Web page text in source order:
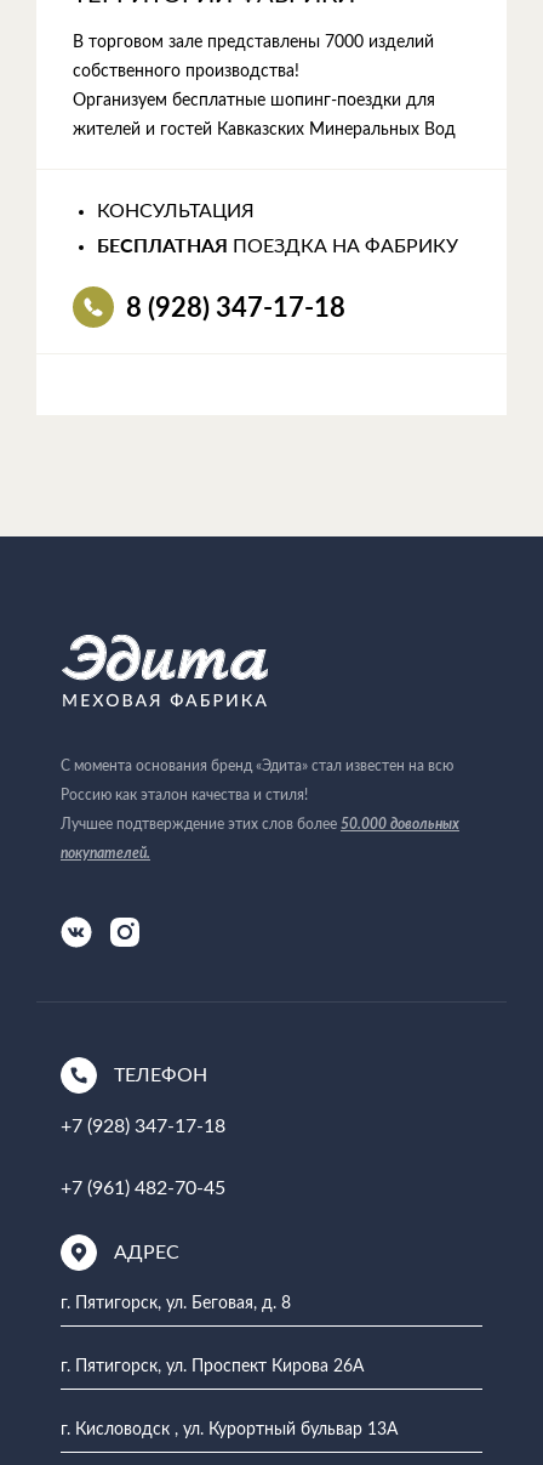
В торговом зале представлены 7000 изделий
собственного производства!
Организуем бесплатные шопинг-поездки для
жителей и гостей Кавказских Минеральных Вод
КОНСУЛЬТАЦИЯ
БЕСПЛАТНАЯ ПОЕЗДКА НА ФАБРИКУ
8 (928) 347-17-18
С момента основания бренд «Эдита» стал известен на всю
Россию как эталон качества и стиля!
Лучшее подтверждение этих слов более 50.000 довольных
покупателей.
ТЕЛЕФОН
+7 (928) 347-17-18
+7 (961) 482-70-45
АДРЕС
г. Пятигорск, ул. Беговая, д. 8
г. Пятигорск, ул. Проспект Кирова 26А
г. Кисловодск , ул. Курортный бульвар 13А